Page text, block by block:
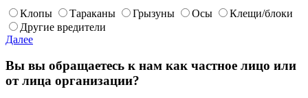
Клопы Тараканы Грызуны Осы
Клещи/блоки
Другие вредители
Далее
Вы вы обращаетесь к нам как частное лицо или
от лица организации?